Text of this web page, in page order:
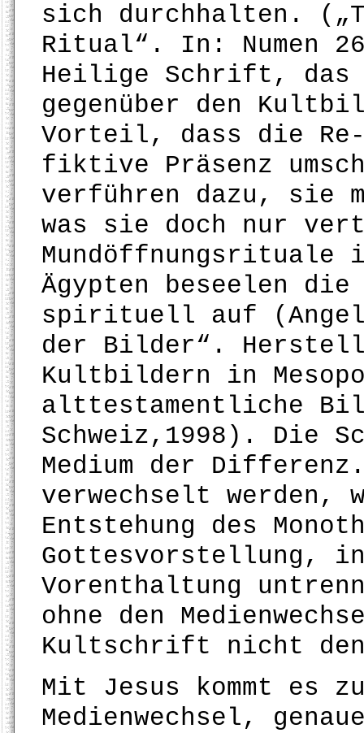
sich durchhalten.
Ritual“. In: Numen
Heilige Schrift, das
gegenüber den
Vorteil, dass die
fiktive Präsenz
verführen dazu, sie
was sie doch nur
Mundöffnungsrituale
Ägypten beseelen
spirituell auf
der Bilder“.
Kultbildern in
alttestamentliche
Schweiz,1998). Die
Medium der
verwechselt
Entstehung des
Gottesvorstellung,
Vorenthaltung
ohne den
Kultschrift nicht
Mit Jesus kommt es
Medienwechsel,